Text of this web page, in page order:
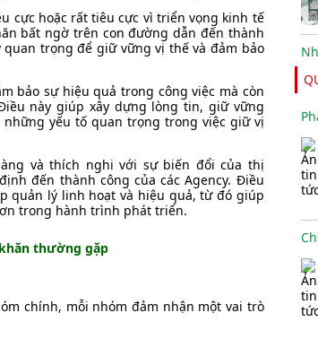
cực hoặc rất tiêu cực vì triển vọng kinh tế
bất ngờ trên con đường dẫn đến thành
trọng để giữ vững vị thế và đảm bảo
bảo sự hiệu quả trong công việc mà còn
này giúp xây dựng lòng tin, giữ vững
yếu tố quan trọng trong việc giữ vị
và thích nghi với sự biến đổi của thị
đến thành công của các Agency. Điều
quản lý linh hoạt và hiệu quả, từ đó giúp
trong hành trình phát triển.
thường gặp
chính, mỗi nhóm đảm nhận một vai trò